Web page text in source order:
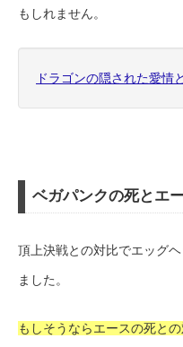
もしれません。
ドラゴンの隠された愛情
ベガパンクの死とエ
頂上決戦との対比でエッグ
ました。
もしそうならエースの死と